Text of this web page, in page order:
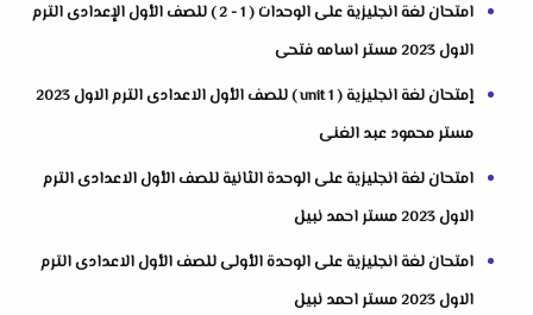
امتحان لغة انجليزية على الوحدات ( 1 - 2 ) للصف الأول الإعدادى الترم
الاول 2023 مستر اسامه فتحى
إمتحان لغة انجليزية ( unit 1 ) للصف الأول الاعدادى الترم الاول 2023
مستر محمود عبد الغنى
امتحان لغة انجليزية على الوحدة الثانية للصف الأول الاعدادى الترم
الاول 2023 مستر احمد نبيل
امتحان لغة انجليزية على الوحدة الأولى للصف الأول الاعدادى الترم
الاول 2023 مستر احمد نبيل